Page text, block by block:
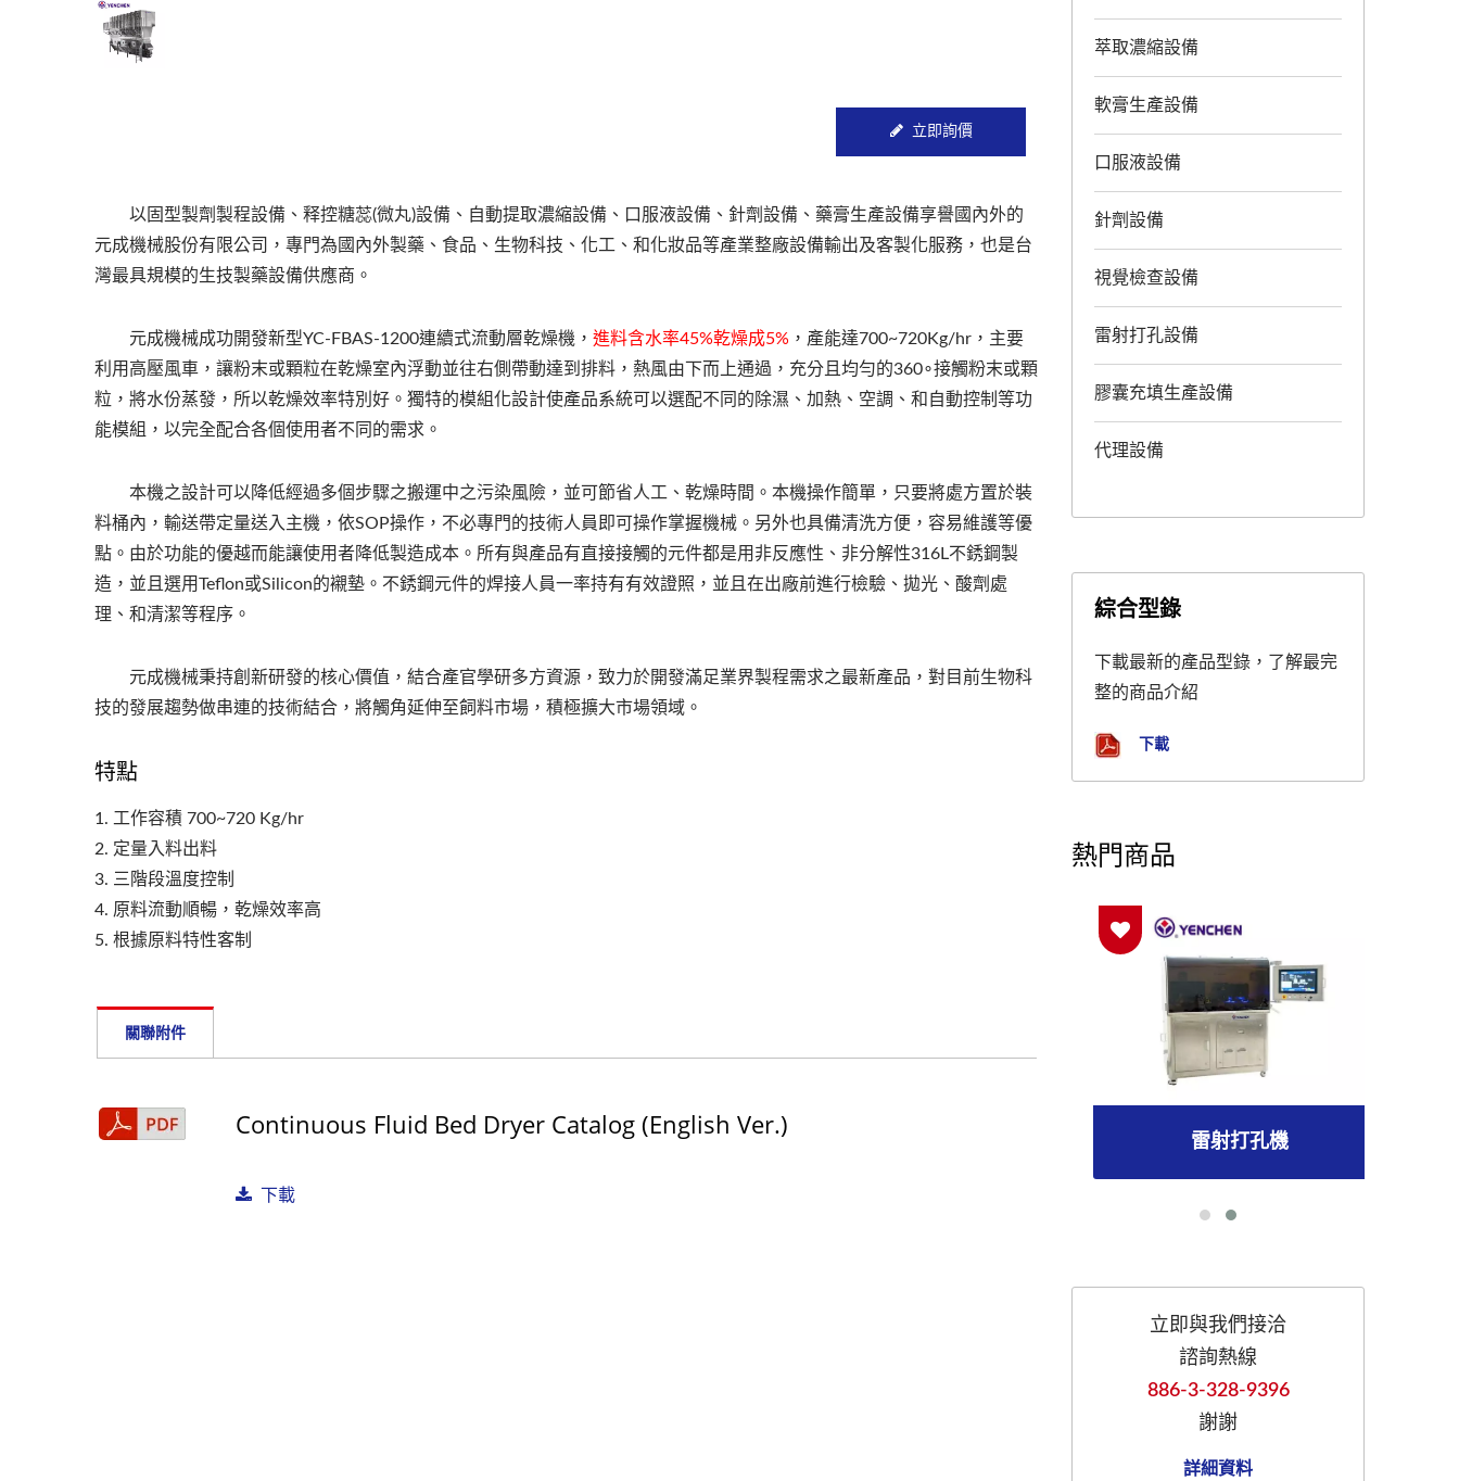
立即詢價
以固型製劑製程設備、释控糖蕊(微丸)設備、自動提取濃縮設備、口服液設備、針劑設備、藥膏生產設備享譽國內外的
元成機械股份有限公司，專門為國內外製藥、食品、生物科技、化工、和化妝品等產業整廠設備輸出及客製化服務，也是台
灣最具規模的生技製藥設備供應商。
元成機械成功開發新型YC-FBAS-1200連續式流動層乾燥機， 進料含水率45%乾燥成5% ，產能達700~720Kg/hr，主要
利用高壓風車，讓粉末或顆粒在乾燥室內浮動並往右側帶動達到排料，熱風由下而上通過，充分且均勻的360∘接觸粉末或顆
粒，將水份蒸發，所以乾燥效率特別好。獨特的模組化設計使產品系統可以選配不同的除濕、加熱、空調、和自動控制等功
能模組，以完全配合各個使用者不同的需求。
本機之設計可以降低經過多個步驟之搬運中之污染風險，並可節省人工、乾燥時間。本機操作簡單，只要將處方置於裝
料桶內，輸送帶定量送入主機，依SOP操作，不必專門的技術人員即可操作掌握機械。另外也具備清洗方便，容易維護等優
點。由於功能的優越而能讓使用者降低製造成本。所有與產品有直接接觸的元件都是用非反應性、非分解性316L不銹鋼製
造，並且選用Teflon或Silicon的襯墊。不銹鋼元件的焊接人員一率持有有效證照，並且在出廠前進行檢驗、拋光、酸劑處
理、和清潔等程序。
元成機械秉持創新研發的核心價值，結合產官學研多方資源，致力於開發滿足業界製程需求之最新產品，對目前生物科
技的發展趨勢做串連的技術結合，將觸角延伸至飼料市場，積極擴大市場領域。
特點
1. 工作容積 700~720 Kg/hr
2. 定量入料出料
3. 三階段溫度控制
4. 原料流動順暢，乾燥效率高
5. 根據原料特性客制
關聯附件
Continuous Fluid Bed Dryer Catalog (English Ver.)
下載
萃取濃縮設備
軟膏生產設備
口服液設備
針劑設備
視覺檢查設備
雷射打孔設備
膠囊充填生產設備
代理設備
綜合型錄
下載最新的產品型錄，了解最完
整的商品介紹
下載
熱門商品
雷射打孔機
立即與我們接洽
諮詢熱線
886-3-328-9396
謝謝
詳細資料